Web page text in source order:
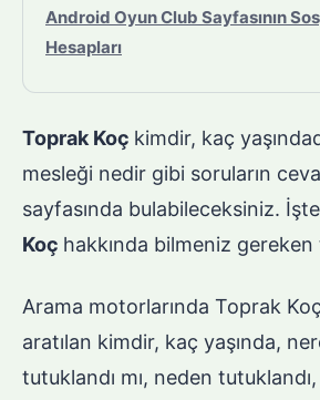
Android Oyun Club Sayfasının
Hesapları
Toprak Koç kimdir, kaç
mesleği nedir gibi soruların
sayfasında bulabileceksiniz. İşte
Koç hakkında bilmeniz
Arama motorlarında Toprak
aratılan kimdir, kaç yaşında,
tutuklandı mı, neden